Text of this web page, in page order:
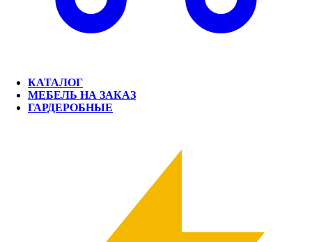
КАТАЛОГ
МЕБЕЛЬ НА ЗАКАЗ
ГАРДЕРОБНЫЕ